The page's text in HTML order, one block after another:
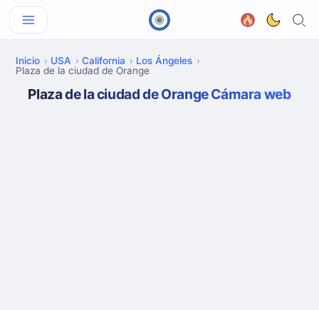
Inicio USA California
Los Ángeles
Plaza de la ciudad de Orange
Plaza de la ciudad de Orange Cámara web